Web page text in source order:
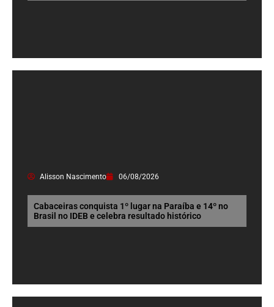
Alisson Nascimento 06/08/2026
Cabaceiras conquista 1º lugar na Paraíba e 14º no
Brasil no IDEB e celebra resultado histórico